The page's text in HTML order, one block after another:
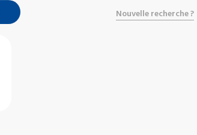
Nouvelle recherche ?